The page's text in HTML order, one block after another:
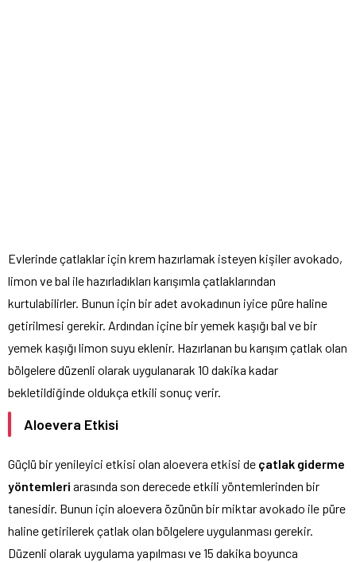
Evlerinde çatlaklar için krem hazırlamak isteyen kişiler avokado,
limon ve bal ile hazırladıkları karışımla çatlaklarından
kurtulabilirler. Bunun için bir adet avokadınun iyice püre haline
getirilmesi gerekir. Ardından içine bir yemek kaşığı bal ve bir
yemek kaşığı limon suyu eklenir. Hazırlanan bu karışım çatlak olan
bölgelere düzenli olarak uygulanarak 10 dakika kadar
bekletildiğinde oldukça etkili sonuç verir.
Aloevera Etkisi
Güçlü bir yenileyici etkisi olan aloevera etkisi de çatlak giderme
yöntemleri arasında son derecede etkili yöntemlerinden bir
tanesidir. Bunun için aloevera özünün bir miktar avokado ile püre
haline getirilerek çatlak olan bölgelere uygulanması gerekir.
Düzenli olarak uygulama yapılması ve 15 dakika boyunca